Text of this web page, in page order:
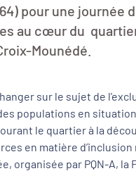
pour une journée
au cœur du
Mounédé.
sur le sujet de
populations en
le quartier à la
en matière d’inclusion
organisée par PQN-A, la